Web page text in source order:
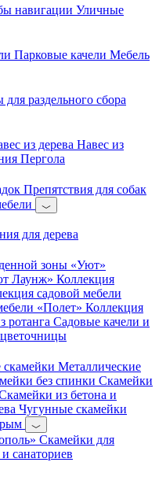
навигации Уличные
Парковые качели Мебель
раздельного сбора
из дерева Навес из
Пергола
Препятствия для собак
для дерева
зоны «Уют»
Лаунж» Коллекция
садовой мебели
«Полет» Коллекция
ротанга Садовые качели и
Металлические
без спинки Скамейки
из бетона и
Чугунные скамейки
Скамейки для
санаториев